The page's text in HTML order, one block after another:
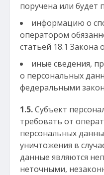
поручена или будет
информацию о
оператором
статьей 18.1 Закона
иные сведения,
о персональных
федеральными
1.5.Субъект
требовать от
персональных
уничтожения в
данные являются
неточными,